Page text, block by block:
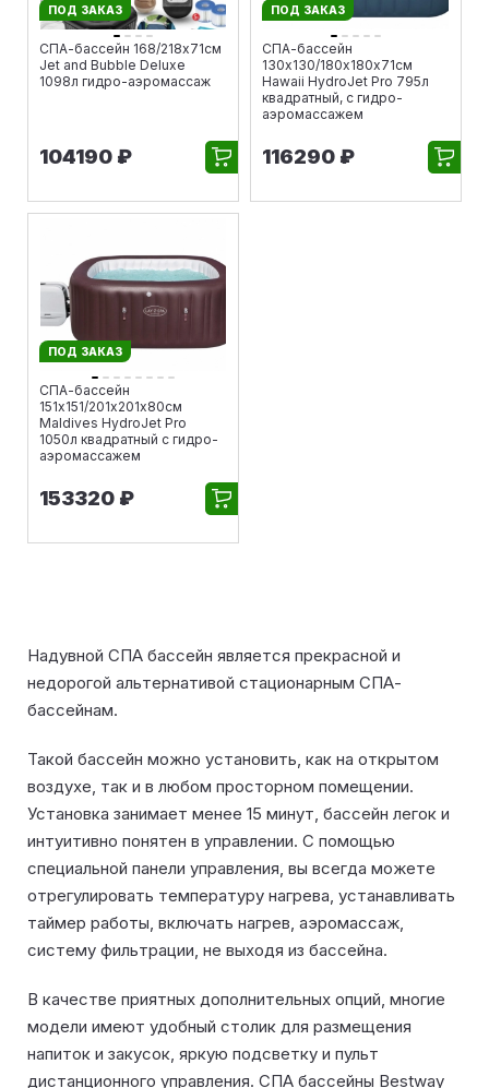
ПОД ЗАКАЗ
СПА-бассейн 168/218х71см
Jet and Bubble Deluxe
1098л гидро-аэромассаж
104190 ₽
ПОД ЗАКАЗ
СПА-бассейн
130х130/180х180х71см
Hawaii HydroJet Pro 795л
квадратный, с гидро-
аэромассажем
116290 ₽
ПОД ЗАКАЗ
СПА-бассейн
151х151/201х201х80см
Maldives HydroJet Pro
1050л квадратный с гидро-
аэромассажем
153320 ₽
Надувной СПА бассейн является прекрасной и
недорогой альтернативой стационарным СПА-
бассейнам.
Такой бассейн можно установить, как на открытом
воздухе, так и в любом просторном помещении.
Установка занимает менее 15 минут, бассейн легок и
интуитивно понятен в управлении. С помощью
специальной панели управления, вы всегда можете
отрегулировать температуру нагрева, устанавливать
таймер работы, включать нагрев, аэромассаж,
систему фильтрации, не выходя из бассейна.
В качестве приятных дополнительных опций, многие
модели имеют удобный столик для размещения
напиток и закусок, яркую подсветку и пульт
дистанционного управления. СПА бассейны Bestway